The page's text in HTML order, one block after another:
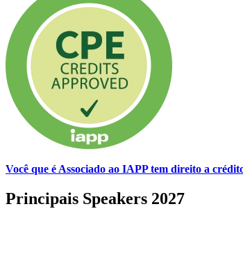
Você que é Associado ao IAPP tem direito a
Principais Speakers 2027